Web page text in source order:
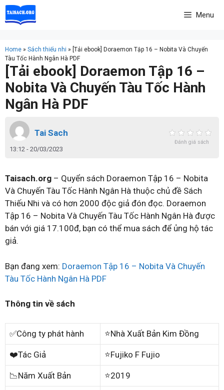
Skip
to
Menu
Home » Sách thiếu nhi » [Tải ebook] Doraemon Tập 16 – Nobita Và Chuyến
Tàu Tốc Hành Ngân Hà PDF
[Tải ebook] Doraemon Tập 16 –
Nobita Và Chuyến Tàu Tốc Hành
Ngân Hà PDF
Tai Sach
13:12 - 20/03/2023
Đánh giá sách
Taisach.org – Quyển sách Doraemon Tập 16 – Nobita
Và Chuyến Tàu Tốc Hành Ngân Hà thuộc chủ đề Sách
Thiếu Nhi và có hơn 2000 độc giả đón đọc. Doraemon
Tập 16 – Nobita Và Chuyến Tàu Tốc Hành Ngân Hà được
bán với giá 17.100đ, bạn có thể mua sách để ủng hộ tác
giả.
Bạn đang xem: Doraemon Tập 16 – Nobita Và Chuyến
Tàu Tốc Hành Ngân Hà PDF
Thông tin về sách
✅Công ty phát hành ⭐Nhà Xuất Bản Kim Đồng
❤️Tác Giả ⭐Fujiko F Fujio
📉Năm Xuất Bản ⭐2019